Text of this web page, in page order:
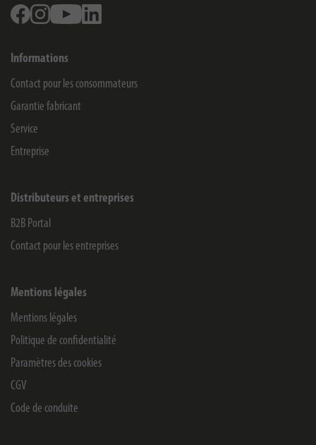
FacebookInstagramYoutube
Informations
Contact pour les consommateurs
Garantie fabricant
Service
Entreprise
Distributeurs et entreprises
B2B Portal
Contact pour les entreprises
Mentions légales
Mentions légales
Politique de confidentialité
Paramètres des cookies
CGV
Code de conduite